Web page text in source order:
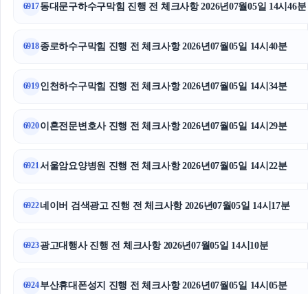
인스타 좋아요
서초하수구막힘
이혼변호사
인스타그램 좋아요 늘리기
양육권
마포구하수구막힘
6917동대문구하수구막힘 진행 전 체크사항 2026년07월05일 14시46분
6918종로하수구막힘 진행 전 체크사항 2026년07월05일 14시40분
6919인천하수구막힘 진행 전 체크사항 2026년07월05일 14시34분
6920이혼전문변호사 진행 전 체크사항 2026년07월05일 14시29분
6921서울암요양병원 진행 전 체크사항 2026년07월05일 14시22분
6922네이버 검색광고 진행 전 체크사항 2026년07월05일 14시17분
6923광고대행사 진행 전 체크사항 2026년07월05일 14시10분
6924부산휴대폰성지 진행 전 체크사항 2026년07월05일 14시05분